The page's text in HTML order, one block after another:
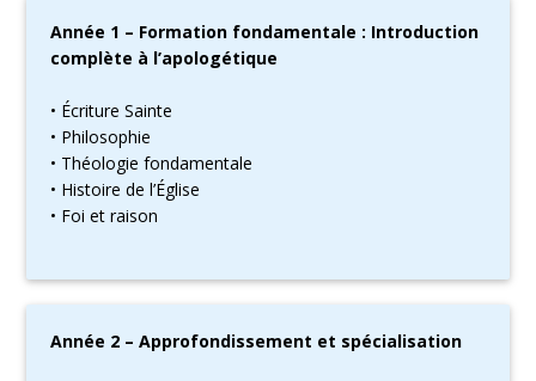
Année 1 – Formation fondamentale : Introduction
complète à l’apologétique
• Écriture Sainte
• Philosophie
• Théologie fondamentale
• Histoire de l’Église
• Foi et raison
Année 2 – Approfondissement et spécialisation